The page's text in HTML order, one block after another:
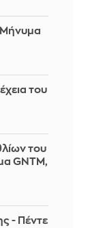
Μήνυμα
του
του
GNTM,
- Πέντε